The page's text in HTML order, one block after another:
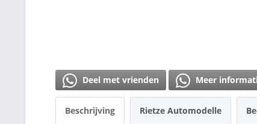
Deel met vrienden Meer
Beschrijving Rietze Automodelle